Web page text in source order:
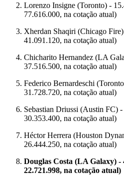
Lorenzo Insigne (Toronto) -
77.616.000, na cotação atual)
Xherdan Shaqiri (Chicago
41.091.120, na cotação atual)
Chicharito Hernandez (LA
37.516.500, na cotação atual)
Federico Bernardeschi
31.728.720, na cotação atual)
Sebastian Driussi (Austin FC)
30.353.400, na cotação atual)
Héctor Herrera (Houston
26.444.250, na cotação atual)
Douglas Costa (LA Galaxy) -
22.721.998, na cotação atual)